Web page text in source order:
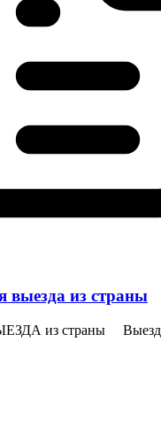
выезда из страны
из страны